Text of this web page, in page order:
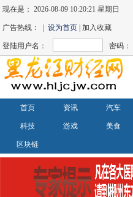
现在是：2026-08-09 10:20:22 星期日
广告热线： |设为首页 | 加入收藏
登陆用户名： 密码：
首页 资讯 汽车
科技 游戏 美食
区块链